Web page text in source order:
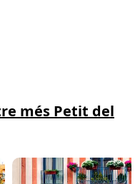
més Petit del